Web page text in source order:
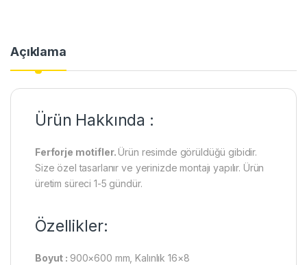
Açıklama
Ürün Hakkında :
Ferforje motifler.Ürün resimde görüldüğü gibidir.
Size özel tasarlanır ve yerinizde montajı yapılır. Ürün
üretim süreci 1-5 gündür.
Özellikler:
Boyut : 900×600 mm, Kalınlık 16×8